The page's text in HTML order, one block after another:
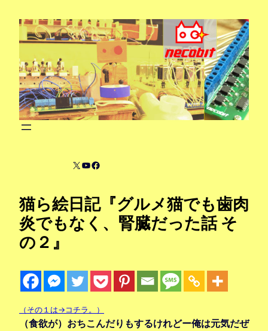
X YouTube
Facebook
猫ら絵日記『グルメ猫でも歯肉
炎でもなく、腎臓だった話 そ
の２』
（その１は→コチラ。）
（食欲が）おちこんだりもするけれどー俺は元気だぜ